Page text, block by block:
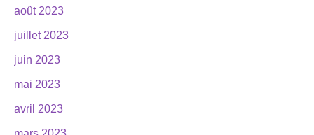
août 2023
juillet 2023
juin 2023
mai 2023
avril 2023